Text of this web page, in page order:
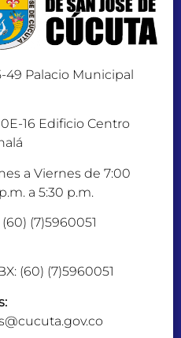
49 Palacio Municipal
0E-16 Edificio Centro
a Viernes de 7:00
a 5:30 p.m.
(60) (7)5960051
(60) (7)5960051